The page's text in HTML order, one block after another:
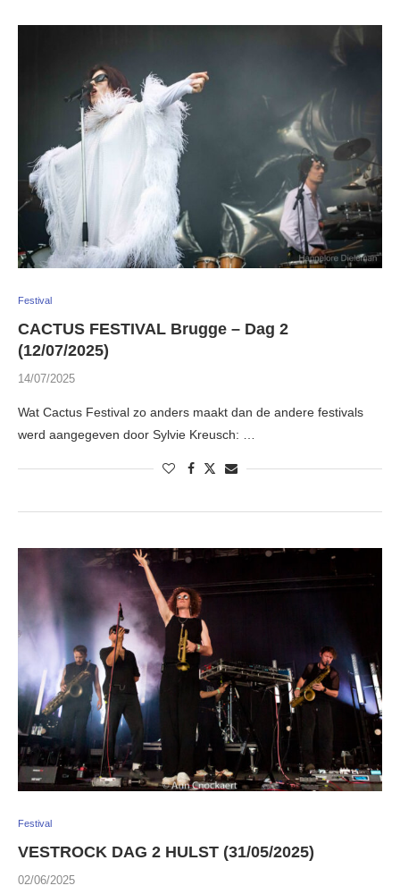
Festival
CACTUS FESTIVAL Brugge – Dag 2
(12/07/2025)
14/07/2025
Wat Cactus Festival zo anders maakt dan de andere festivals
werd aangegeven door Sylvie Kreusch: …
Festival
VESTROCK DAG 2 HULST (31/05/2025)
02/06/2025